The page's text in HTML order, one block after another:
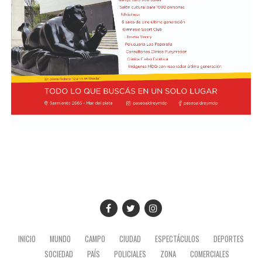
El Ministerio de Seguridad Nacional solicitó al juzgado
que ordene preservar los registros fílmicos de los
hechos, que se libre oficio al Gobierno porteño y al
Congreso para que informen la totalidad de los daños y
el perjuicio económico, y adelantó que se encuentra
evaluando aportar elementos de prueba adicionales
INICIO MUNDO CAMPO CIUDAD ESPECTÁCULOS
DEPORTES
SOCIEDAD
PAÍS POLICIALES ZONA COMERCIALES